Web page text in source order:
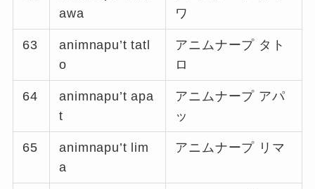
awa
ワ
63
animnapu’t tatl
o
アニムナープ タト
ロ
64
animnapu’t apa
t
アニムナープ アパ
ッ
65
animnapu’t lim
a
アニムナープ リマ